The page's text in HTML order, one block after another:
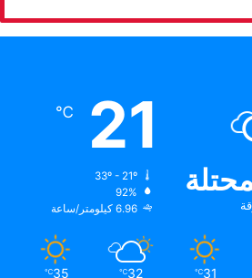
21
℃
92%
6.96 كيلومتر/ساعة
31
℃
32
℃
35
℃